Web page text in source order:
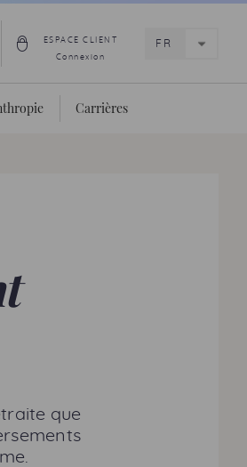
ESPACE CLIENT
Connexion
Carrières
que